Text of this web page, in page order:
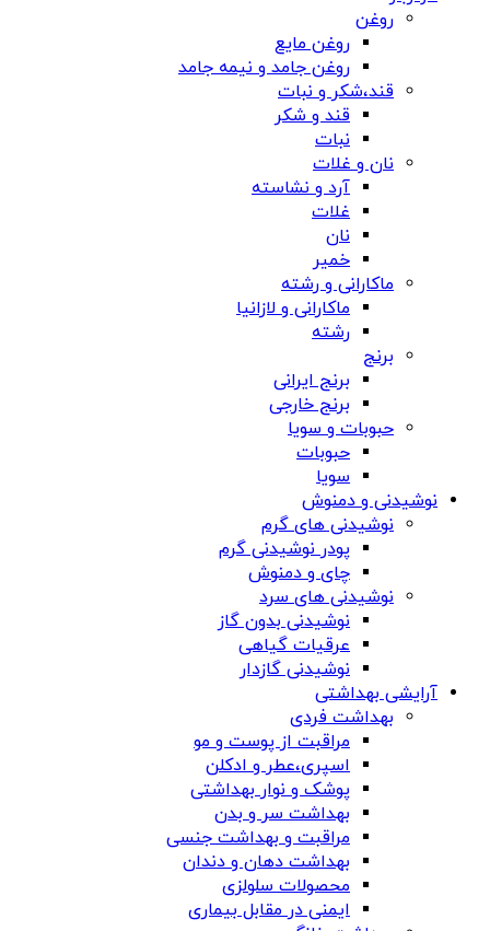
روغن
روغن مایع
روغن جامد و نیمه جامد
قند،شکر و نبات
قند و شکر
نبات
نان و غلات
آرد و نشاسته
غلات
نان
خمیر
ماکارانی و رشته
ماکارانی و لازانیا
رشته
برنج
برنج ایرانی
برنج خارجی
حبوبات و سویا
حبوبات
سویا
نوشیدنی و دمنوش
نوشیدنی های گرم
پودر نوشیدنی گرم
چای و دمنوش
نوشیدنی های سرد
نوشیدنی بدون گاز
عرقیات گیاهی
نوشیدنی گازدار
آرایشی بهداشتی
بهداشت فردی
مراقبت از پوست و مو
اسپری،عطر و ادکلن
پوشک و نوار بهداشتی
بهداشت سر و بدن
مراقبت و بهداشت جنسی
بهداشت دهان و دندان
محصولات سلولزی
ایمنی در مقابل بیماری